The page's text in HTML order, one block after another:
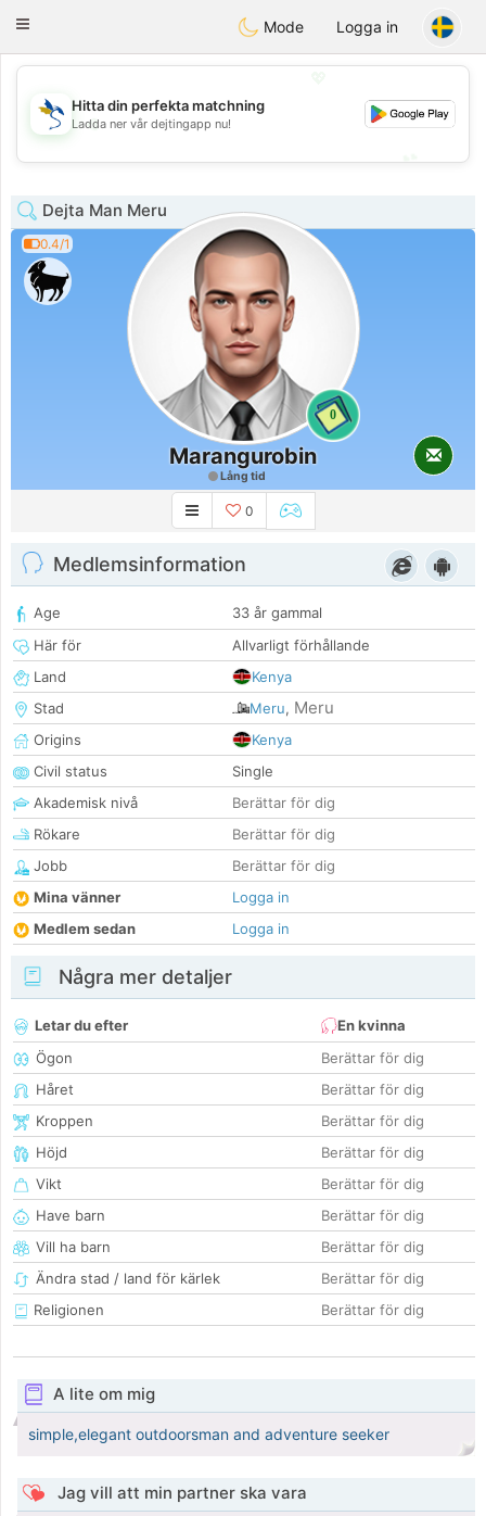
SvenskaDating
Toggle
Mode Logga in
💖
💕
Hitta din perfekta matchning
Ladda ner vår dejtingapp nu!
Dejta Man Meru
0.4/1
0
Marangurobin
Lång tid
0
Medlemsinformation
Age
33 år gammal
Här för
Allvarligt förhållande
Land
Kenya
Stad
Meru, Meru
Origins
Kenya
Civil status
Single
Akademisk nivå
Berättar för dig
Rökare
Berättar för dig
Jobb
Berättar för dig
Mina vänner
Logga in
Medlem sedan
Logga in
Några mer detaljer
Letar du efter
En kvinna
Ögon
Berättar för dig
Håret
Berättar för dig
Kroppen
Berättar för dig
Höjd
Berättar för dig
Vikt
Berättar för dig
Have barn
Berättar för dig
Vill ha barn
Berättar för dig
Ändra stad / land för kärlek
Berättar för dig
Religionen
Berättar för dig
A lite om mig
simple,elegant outdoorsman and adventure seeker
Jag vill att min partner ska vara